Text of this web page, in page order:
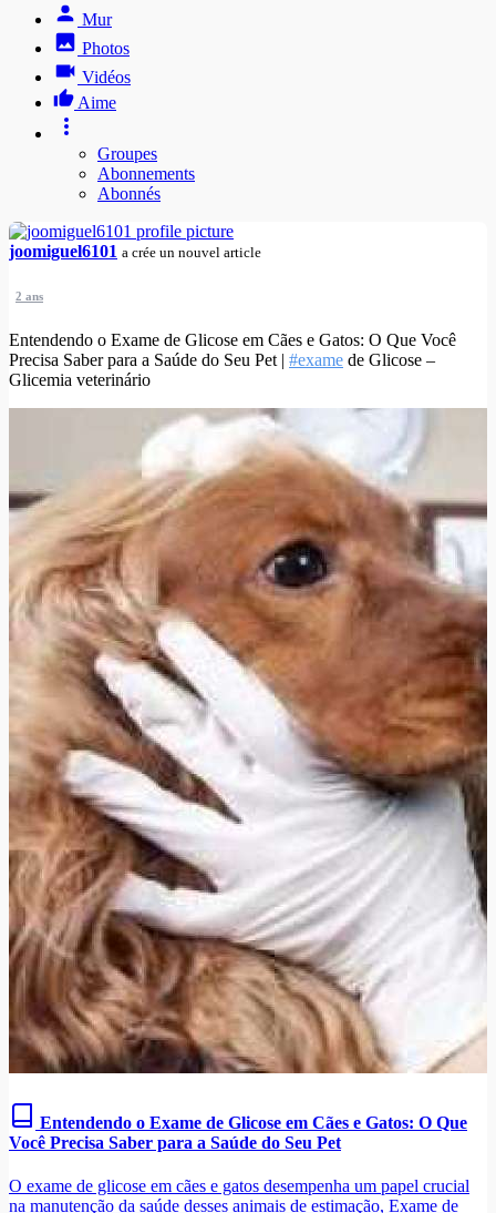
Mur
Photos
Vidéos
Aime
Groupes
Abonnements
Abonnés
joomiguel6101 a crée un nouvel article
2 ans
Entendendo o Exame de Glicose em Cães e Gatos: O Que Você
Precisa Saber para a Saúde do Seu Pet | #exame de Glicose –
Glicemia veterinário
Entendendo o Exame de Glicose em Cães e Gatos: O Que
Você Precisa Saber para a Saúde do Seu Pet
O exame de glicose em cães e gatos desempenha um papel crucial
na manutenção da saúde desses animais de estimação, Exame de